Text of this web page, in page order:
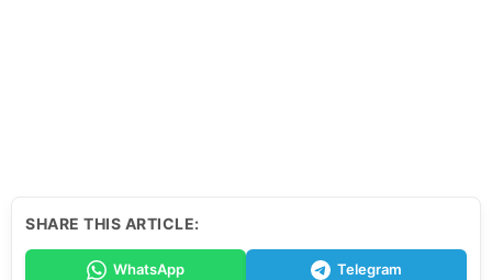
SHARE THIS ARTICLE:
WhatsApp Telegram